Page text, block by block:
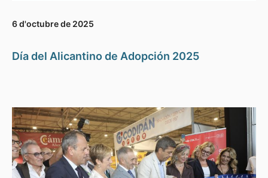
6 d'octubre de 2025
Día del Alicantino de Adopción 2025